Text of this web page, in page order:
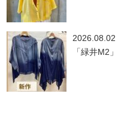
2026.08.02
「緑井M2